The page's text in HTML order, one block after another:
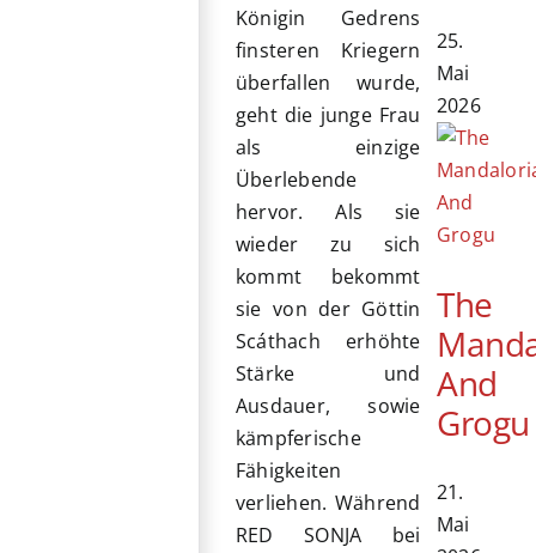
Königin Gedrens
finsteren Kriegern
überfallen wurde,
geht die junge Frau
als einzige
Überlebende
hervor. Als sie
wieder zu sich
kommt bekommt
sie von der Göttin
Scáthach erhöhte
Stärke und
Ausdauer, sowie
kämpferische
Fähigkeiten
verliehen. Während
RED SONJA bei
25.
Mai
2026
The
And
Grogu
21.
Mai